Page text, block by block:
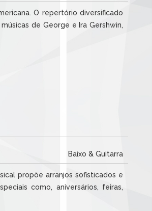
O repertório diversificado
de George e Ira Gershwin,
Baixo & Guitarra
propõe arranjos sofisticados e
como, aniversários, feiras,